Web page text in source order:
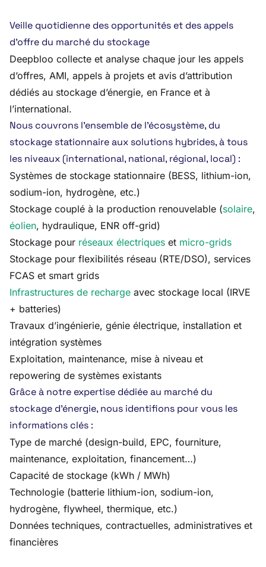
Veille quotidienne des opportunités et des appels
d’offre du marché du stockage
Deepbloo collecte et analyse chaque jour les appels
d’offres, AMI, appels à projets et avis d’attribution
dédiés au stockage d’énergie, en France et à
l’international.
Nous couvrons l’ensemble de l’écosystème, du
stockage stationnaire aux solutions hybrides, à tous
les niveaux (international, national, régional, local) :
Systèmes de stockage stationnaire (BESS, lithium-ion,
sodium-ion, hydrogène, etc.)
Stockage couplé à la production renouvelable (solaire,
éolien, hydraulique, ENR off-grid)
Stockage pour réseaux électriques et micro-grids
Stockage pour flexibilités réseau (RTE/DSO), services
FCAS et smart grids
Infrastructures de recharge avec stockage local (IRVE
+ batteries)
Travaux d’ingénierie, génie électrique, installation et
intégration systèmes
Exploitation, maintenance, mise à niveau et
repowering de systèmes existants
Grâce à notre expertise dédiée au marché du
stockage d’énergie, nous identifions pour vous les
informations clés :
Type de marché (design-build, EPC, fourniture,
maintenance, exploitation, financement…)
Capacité de stockage (kWh / MWh)
Technologie (batterie lithium-ion, sodium-ion,
hydrogène, flywheel, thermique, etc.)
Données techniques, contractuelles, administratives et
financières